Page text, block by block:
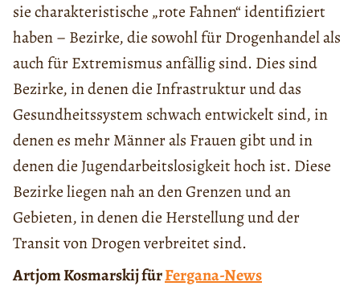
sie charakteristische „rote Fahnen“ identifiziert
haben – Bezirke, die sowohl für Drogenhandel als
auch für Extremismus anfällig sind. Dies sind
Bezirke, in denen die Infrastruktur und das
Gesundheitssystem schwach entwickelt sind, in
denen es mehr Männer als Frauen gibt und in
denen die Jugendarbeitslosigkeit hoch ist. Diese
Bezirke liegen nah an den Grenzen und an
Gebieten, in denen die Herstellung und der
Transit von Drogen verbreitet sind.
Artjom Kosmarskij fürFergana-News